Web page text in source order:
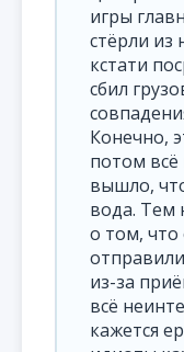
игры
стёрли из
кстати
сбил
Конечно,
потом всё
вышло,
вода. Тем
о том, что
из-за
всё
кажется